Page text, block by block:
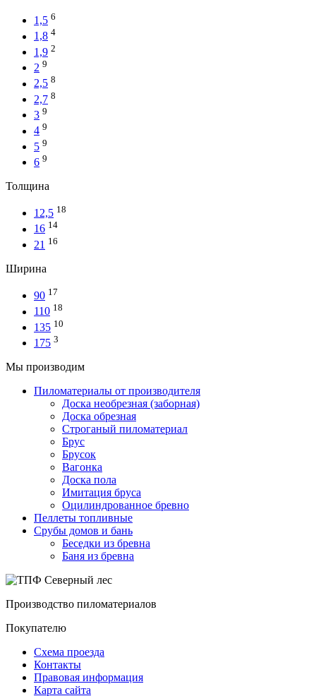
1,5 6
1,8 4
1,9 2
2 9
2,5 8
2,7 8
3 9
4 9
5 9
6 9
Толщина
12,5 18
16 14
21 16
Ширина
90 17
110 18
135 10
175 3
Мы производим
Пиломатериалы от производителя
Доска необрезная (заборная)
Доска обрезная
Строганый пиломатериал
Брус
Брусок
Вагонка
Доска пола
Имитация бруса
Оцилиндрованное бревно
Пеллеты топливные
Срубы домов и бань
Беседки из бревна
Баня из бревна
Производство пиломатериалов
Покупателю
Схема проезда
Контакты
Правовая информация
Карта сайта